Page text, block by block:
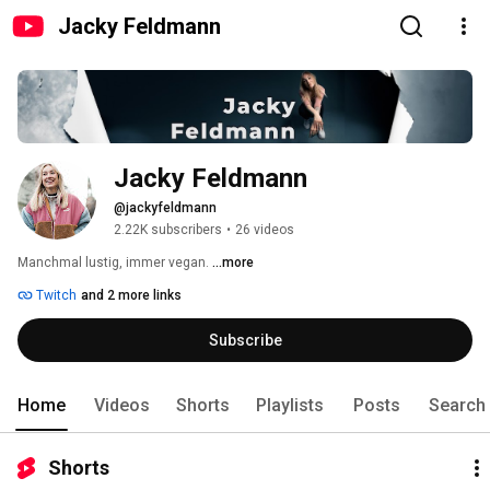
Jacky Feldmann
Jacky Feldmann
@jackyfeldmann
2.22K subscribers • 26 videos
Manchmal lustig, immer vegan. ...more
Twitch and 2 more links
Subscribe
Home Videos Shorts Playlists Posts Search
Shorts